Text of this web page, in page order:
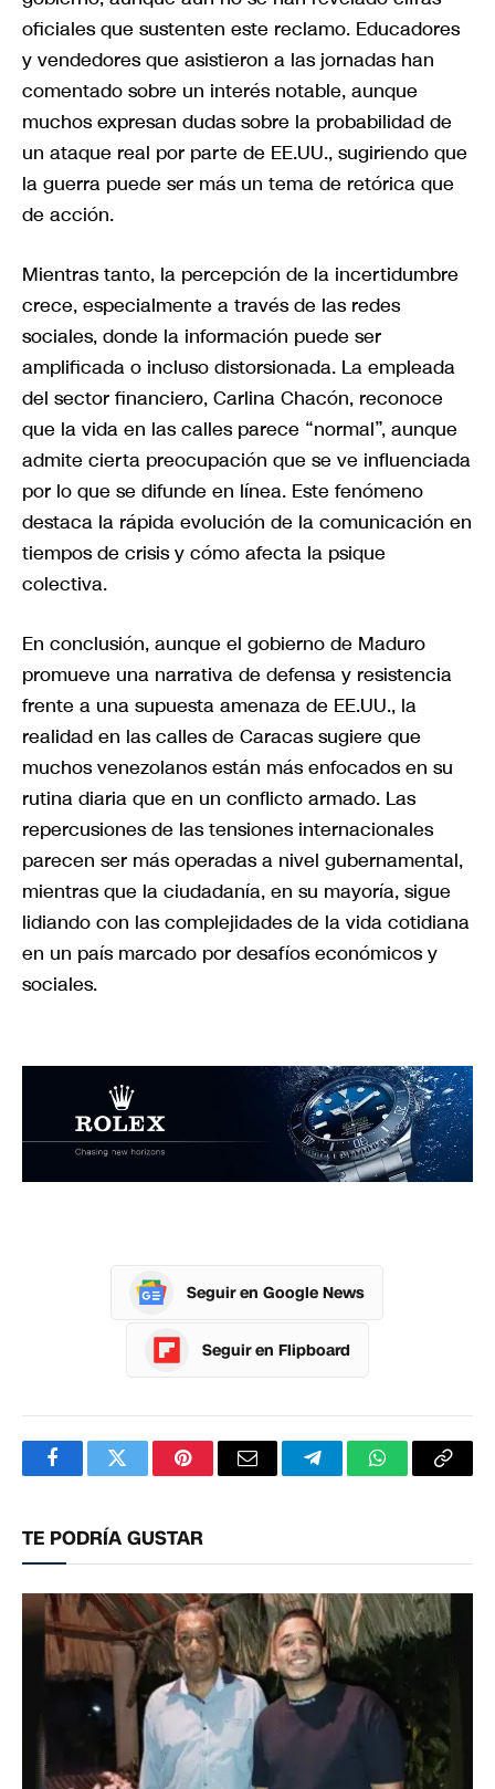
oficiales que sustenten este reclamo. Educadores
y vendedores que asistieron a las jornadas han
comentado sobre un interés notable, aunque
muchos expresan dudas sobre la probabilidad de
un ataque real por parte de EE.UU., sugiriendo que
la guerra puede ser más un tema de retórica que
de acción.
Mientras tanto, la percepción de la incertidumbre
crece, especialmente a través de las redes
sociales, donde la información puede ser
amplificada o incluso distorsionada. La empleada
del sector financiero, Carlina Chacón, reconoce
que la vida en las calles parece “normal”, aunque
admite cierta preocupación que se ve influenciada
por lo que se difunde en línea. Este fenómeno
destaca la rápida evolución de la comunicación en
tiempos de crisis y cómo afecta la psique
colectiva.
En conclusión, aunque el gobierno de Maduro
promueve una narrativa de defensa y resistencia
frente a una supuesta amenaza de EE.UU., la
realidad en las calles de Caracas sugiere que
muchos venezolanos están más enfocados en su
rutina diaria que en un conflicto armado. Las
repercusiones de las tensiones internacionales
parecen ser más operadas a nivel gubernamental,
mientras que la ciudadanía, en su mayoría, sigue
lidiando con las complejidades de la vida cotidiana
en un país marcado por desafíos económicos y
sociales.
Seguir en Google News
Seguir en Flipboard
FacebookTwitterPinterestCorreoTelegramWhatsApp
TE PODRÍA GUSTAR